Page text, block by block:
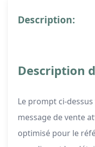
Description:
Description
Le prompt ci-
message de vente
optimisé pour le